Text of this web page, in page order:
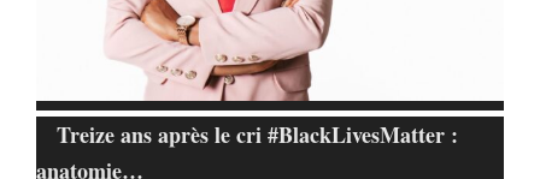
Treize ans après le cri #BlackLivesMatter :
anatomie…